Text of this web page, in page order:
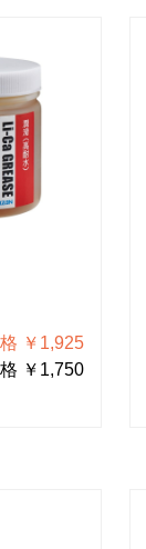
￥1,925
￥1,750